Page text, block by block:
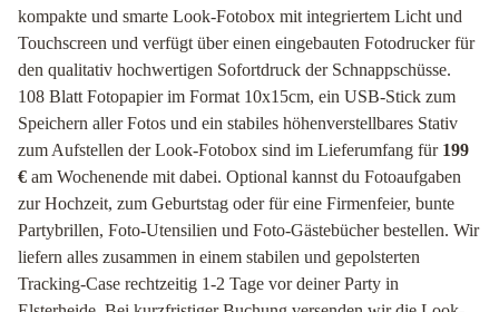
kompakte und smarte Look-Fotobox mit integriertem Licht und
Touchscreen und verfügt über einen eingebauten Fotodrucker für
den qualitativ hochwertigen Sofortdruck der Schnappschüsse.
108 Blatt Fotopapier im Format 10x15cm, ein USB-Stick zum
Speichern aller Fotos und ein stabiles höhenverstellbares Stativ
zum Aufstellen der Look-Fotobox sind im Lieferumfang für 199
€ am Wochenende mit dabei. Optional kannst du Fotoaufgaben
zur Hochzeit, zum Geburtstag oder für eine Firmenfeier, bunte
Partybrillen, Foto-Utensilien und Foto-Gästebücher bestellen. Wir
liefern alles zusammen in einem stabilen und gepolsterten
Tracking-Case rechtzeitig 1-2 Tage vor deiner Party in